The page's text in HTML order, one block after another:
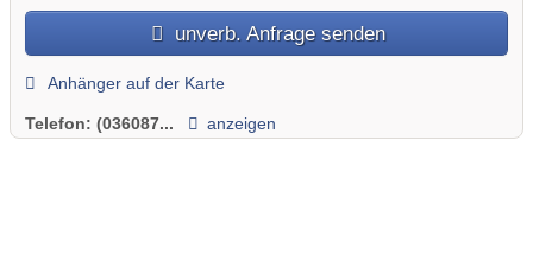
unverb. Anfrage senden
Anhänger auf der Karte
Telefon: (036087... anzeigen